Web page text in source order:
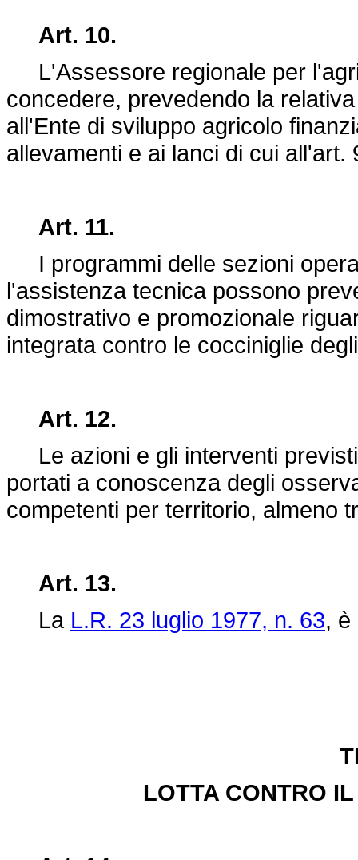
Art. 10.
L'Assessore regionale per
concedere, prevedendo la
all'Ente di sviluppo agricolo
allevamenti e ai lanci di cui all'art.
Art. 11.
I programmi delle sezioni
l'assistenza tecnica possono
dimostrativo e promozionale
integrata contro le cocciniglie
Art. 12.
Le azioni e gli interventi
portati a conoscenza degli
competenti per territorio, almeno
Art. 13.
La L.R. 23 luglio 1977, n. 63, è
LOTTA CONTRO